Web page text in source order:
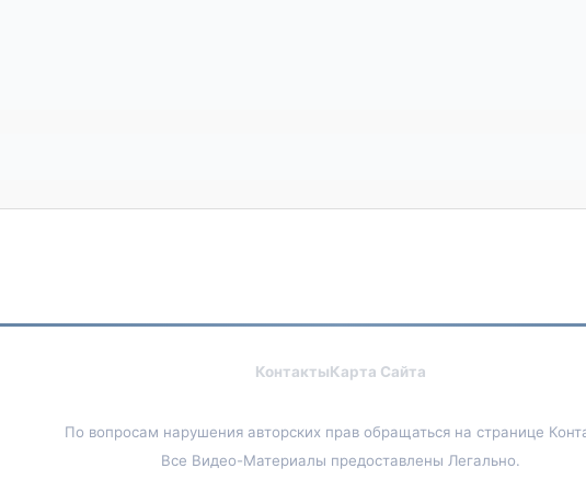
КонтактыКарта Сайта
По вопросам нарушения авторских прав обращаться на странице
Все Видео-Материалы предоставлены Легально.